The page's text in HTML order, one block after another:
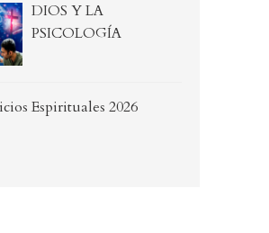
DIOS Y LA
PSICOLOGÍA
Espirituales 2026